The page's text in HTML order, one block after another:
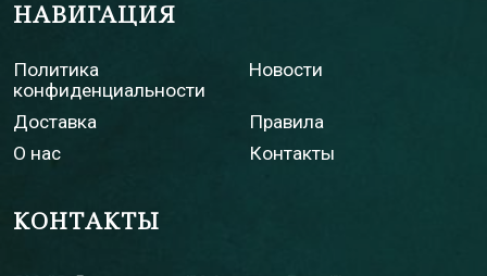
НАВИГАЦИЯ
Политика
конфиденциальности
Новости
Доставка
Правила
О нас
Контакты
КОНТАКТЫ